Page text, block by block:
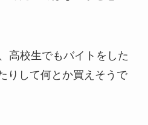
高校生でもバイトをした
りして何とか買えそうで